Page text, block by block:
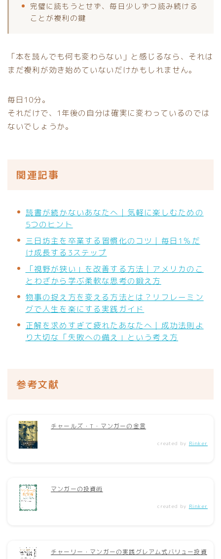
完璧に読もうとせず、毎日少しずつ読み続ける
ことが複利の鍵
「本を読んでも何も変わらない」と感じるなら、それは
まだ複利が効き始めていないだけかもしれません。
毎日10分。
それだけで、1年後の自分は確実に変わっているのでは
ないでしょうか。
関連記事
読書が続かないあなたへ｜気軽に楽しむための
5つのヒント
三日坊主を卒業する習慣化のコツ｜毎日1％だ
け成長する3ステップ
「視野が狭い」を改善する方法｜アメリカのこ
とわざから学ぶ柔軟な思考の鍛え方
物事の捉え方を変える方法とは？リフレーミン
グで人生を楽にする実践ガイド
正解を求めすぎて疲れたあなたへ｜成功法則よ
り大切な「失敗への備え」という考え方
参考文献
チャールズ・T・マンガーの金言
created by Rinker
マンガーの投資術
created by Rinker
チャーリー・マンガーの実践グレアム式バリュー投資